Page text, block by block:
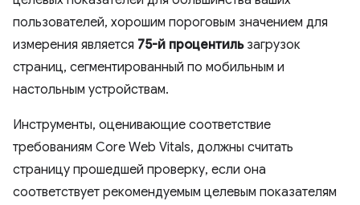
пользователей, хорошим пороговым значением для
измерения является 75-й процентильзагрузок
страниц, сегментированный по мобильным и
настольным устройствам.
Инструменты, оценивающие соответствие
требованиям Core Web Vitals, должны считать
страницу прошедшей проверку, если она
соответствует рекомендуемым целевым показателям